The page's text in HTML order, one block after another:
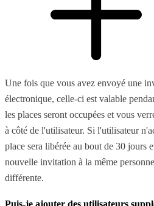
Une fois que vous avez envoyé une
électronique, celle-ci est valable
les places seront occupées et vous
à côté de l'utilisateur. Si l'utilisateur
place sera libérée au bout de 30 jours
nouvelle invitation à la même
différente.